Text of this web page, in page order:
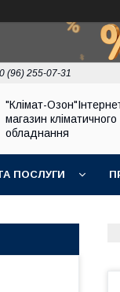
(96) 255-07-31
"Клімат-
магазин кліматичного
обладнання
ПОСЛУГИ